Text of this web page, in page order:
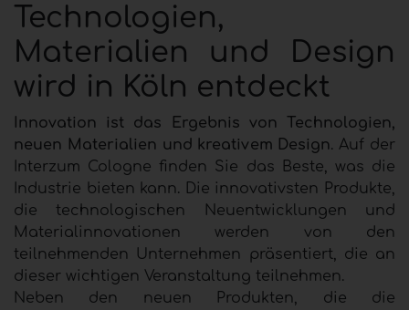
Technologien,
Materialien und Design
wird in Köln entdeckt
Innovation ist das Ergebnis von Technologien,
neuen Materialien und kreativem Design. Auf der
Interzum Cologne finden Sie das Beste, was die
Industrie bieten kann. Die innovativsten Produkte,
die technologischen Neuentwicklungen und
Materialinnovationen werden von den
teilnehmenden Unternehmen präsentiert, die an
dieser wichtigen Veranstaltung teilnehmen.
Neben den neuen Produkten, die die